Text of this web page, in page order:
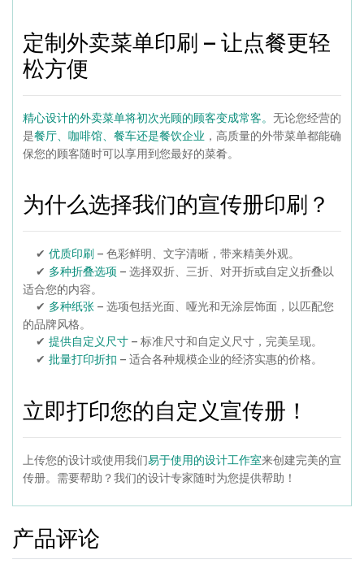
定制外卖菜单印刷 – 让点餐更轻
松方便
精心设计的外卖菜单将初次光顾的顾客变成常客。 无论您经营的
是餐厅、咖啡馆、餐车还是餐饮企业 ，高质量的外带菜单都能确
保您的顾客随时可以享用到您最好的菜肴。
为什么选择我们的宣传册印刷？
✔ 优质印刷 – 色彩鲜明、文字清晰，带来精美外观。
✔ 多种折叠选项 – 选择双折、三折、对开折或自定义折叠以
适合您的内容。
✔ 多种纸张 – 选项包括光面、哑光和无涂层饰面，以匹配您
的品牌风格。
✔ 提供自定义尺寸 – 标准尺寸和自定义尺寸，完美呈现。
✔ 批量打印折扣 – 适合各种规模企业的经济实惠的价格。
立即打印您的自定义宣传册！
上传您的设计或使用我们易于使用的设计工作室来创建完美的宣
传册。需要帮助？我们的设计专家随时为您提供帮助！
产品评论